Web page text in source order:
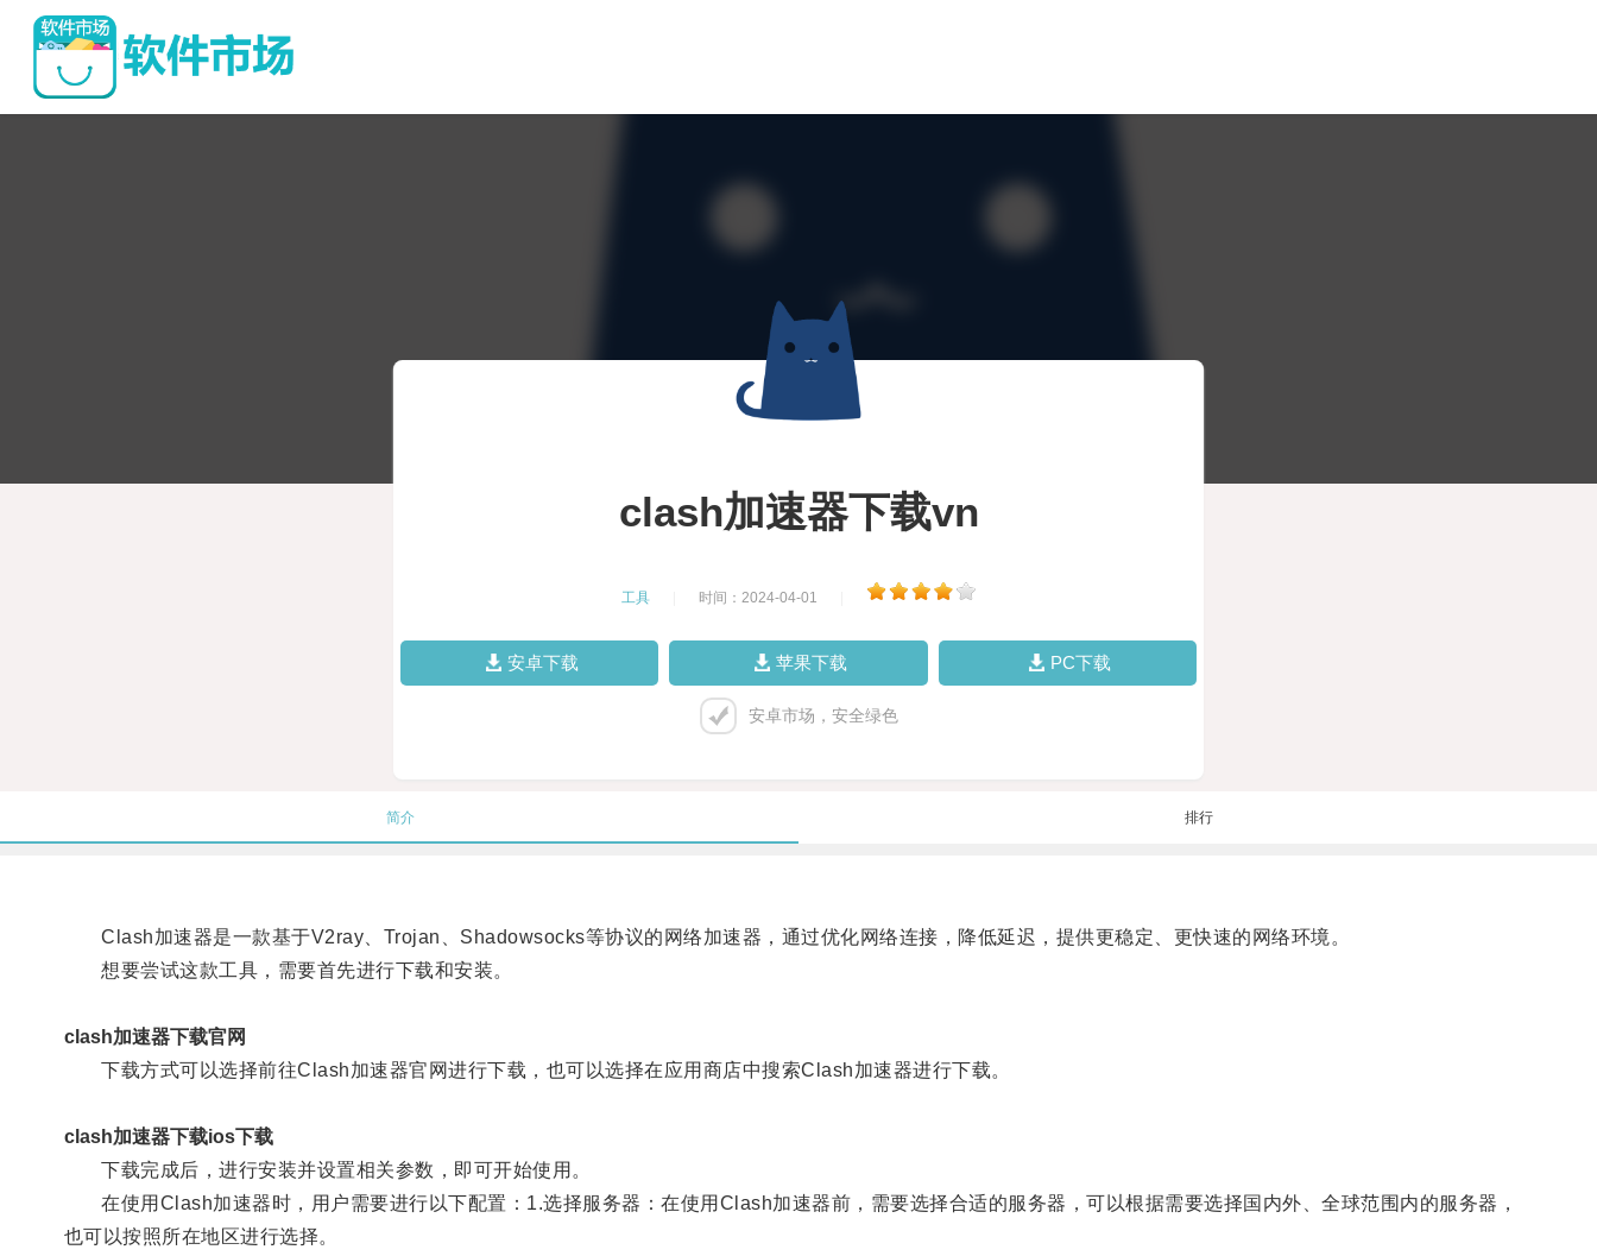
clash加速器下载vn
工具 时间：2024-04-01
安卓下载 苹果下载 PC下载
安卓市场，安全绿色
简介 排行
Clash加速器是一款基于V2ray、Trojan、Shadowsocks等协议的网络加速器，通过优化网络连接，降低延迟，提供更稳定、更快速的网络环境。
想要尝试这款工具，需要首先进行下载和安装。
clash加速器下载官网
下载方式可以选择前往Clash加速器官网进行下载，也可以选择在应用商店中搜索Clash加速器进行下载。
clash加速器下载ios下载
下载完成后，进行安装并设置相关参数，即可开始使用。
在使用Clash加速器时，用户需要进行以下配置：1.选择服务器：在使用Clash加速器前，需要选择合适的服务器，可以根据需要选择国内外、全球范围内的服务器，
也可以按照所在地区进行选择。